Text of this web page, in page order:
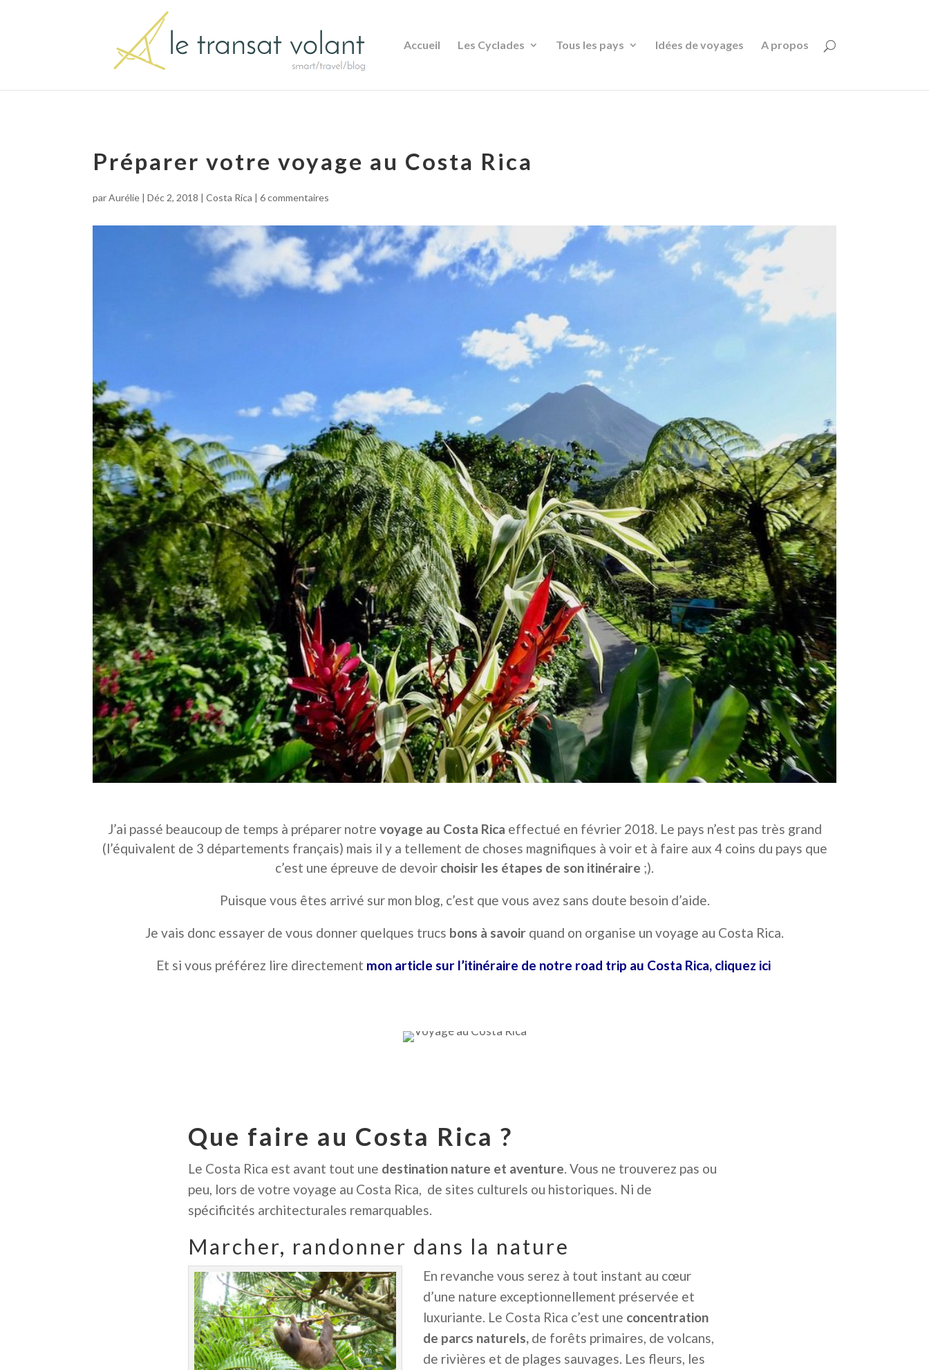
Accueil Les Cyclades Tous les pays Idées de voyages A propos
Préparer votre voyage au Costa Rica
parAurélie |Déc 2, 2018 |Costa Rica |6 commentaires
J’ai passé beaucoup de temps à préparer notre voyage au Costa Rica effectué en février 2018. Le pays n’est pas très grand
(l’équivalent de 3 départements français) mais il y a tellement de choses magnifiques à voir et à faire aux 4 coins du pays que
c’est une épreuve de devoir choisir les étapes de son itinéraire ;).
Puisque vous êtes arrivé sur mon blog, c’est que vous avez sans doute besoin d’aide.
Je vais donc essayer de vous donner quelques trucs bons à savoir quand on organise un voyage au Costa Rica.
Et si vous préférez lire directement mon article sur l’itinéraire de notre road trip au Costa Rica, cliquez ici
Twitter
Mail
Que faire au Costa Rica ?
Le Costa Rica est avant tout une destination nature et aventure. Vous ne trouverez pas ou
peu, lors de votre voyage au Costa Rica, de sites culturels ou historiques. Ni de
spécificités architecturales remarquables.
Marcher, randonner dans la nature
Pinterest Facebook
En revanche vous serez à tout instant au cœur
d’une nature exceptionnellement préservée et
luxuriante. Le Costa Rica c’est une concentration
de parcs naturels, de forêts primaires, de volcans,
de rivières et de plages sauvages. Les fleurs, les